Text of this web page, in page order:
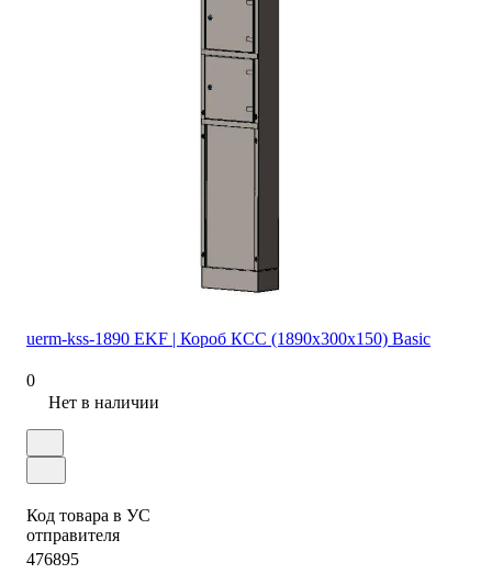
uerm-kss-1890 EKF | Короб КСС (1890х300х150) Basic
0
Нет в наличии
Код товара в УС
отправителя
476895